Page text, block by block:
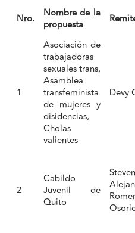
Nro.
Nombre de la
propuesta
1
Asociación de
trabajadoras
sexuales trans,
Asamblea
transfeminista
de mujeres y
disidencias,
Cholas
valientes
Devy
2
Cabildo
Juvenil de
Quito
Steven